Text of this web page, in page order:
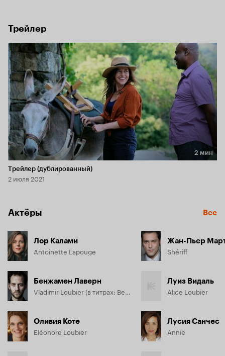
мудрее и благородней некоторых мужчин.
Трейлер
Длительность 2 мин
2 мин
Трейлер (дублированный)
2 июля 2021
Актёры Все
Лор Калами
Antoinette Lapouge
Бенжамен Лаверн
Оливия Коте
Eléonore Loubier
Жан-Пьер
Shériff
Луиз Видаль
Alice Loubier
Лусия Санчес
Annie